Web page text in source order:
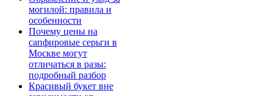
могилой: правила и
особенности
Почему цены на
сапфировые серьги в
Москве могут
отличаться в разы:
подробный разбор
Красивый букет вне